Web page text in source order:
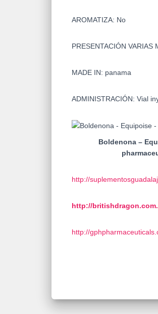
AROMATIZA: No
PRESENTACIÓN
MADE IN: panama
ADMINISTRACIÓN: Vial
Boldenona –
http://
http://
http://